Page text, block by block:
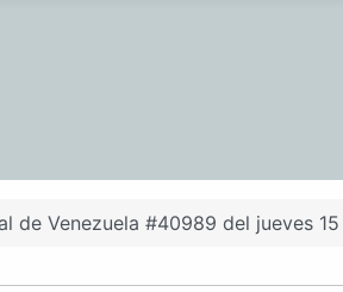
de Venezuela #40989 del jueves